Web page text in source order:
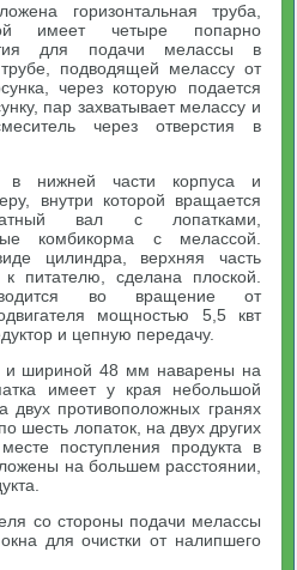
горизонтальная труба,
имеет четыре попарно
для подачи мелассы в
подводящей мелассу от
через которую подается
пар захватывает мелассу и
через отверстия в
в нижней части корпуса и
внутри которой вращается
вал с лопатками,
комбикорма с мелассой.
цилиндра, верхняя часть
питателю, сделана плоской.
во вращение от
мощностью 5,5 квт
и цепную передачу.
и шириной 48 мм наварены на
имеет у края небольшой
противоположных гранях
шесть лопаток, на двух других
поступления продукта в
на большем расстоянии,
со стороны подачи мелассы
для очистки от налипшего